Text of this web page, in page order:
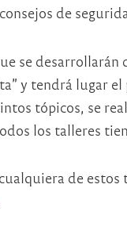
de
se
y tendrá lugar
tópicos, se
los talleres
de